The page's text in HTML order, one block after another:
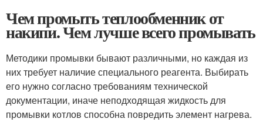
Чем промыть теплообменник от
накипи. Чем лучше всего промывать
Методики промывки бывают различными, но каждая из
них требует наличие специального реагента. Выбирать
его нужно согласно требованиям технической
документации, иначе неподходящая жидкость для
промывки котлов способна повредить элемент нагрева.